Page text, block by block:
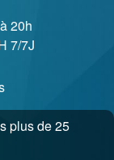
20h
7/7J
plus de 25